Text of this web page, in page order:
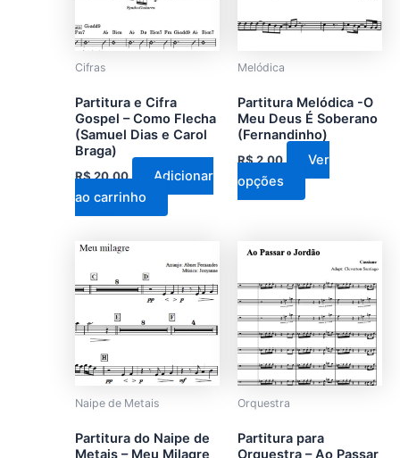
Cifras
Partitura e Cifra
Gospel – Como Flecha
(Samuel Dias e Carol
Braga)
R$20,00
Adicionar
ao carrinho
Melódica
Partitura Melódica -O
Meu Deus É Soberano
(Fernandinho)
R$2,00
Ver
opções
As
escolhidas
na
página
produto
Naipe de Metais
Partitura do Naipe de
Metais – Meu Milagre
Orquestra
Partitura para
Orquestra – Ao Passar